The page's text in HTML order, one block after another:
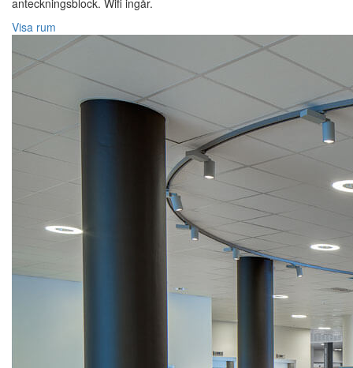
anteckningsblock. Wifi ingår.
Visa rum